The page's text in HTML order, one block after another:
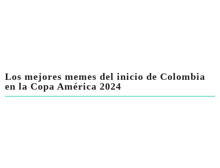
Los mejores memes del inicio de Colombia
en la Copa América 2024